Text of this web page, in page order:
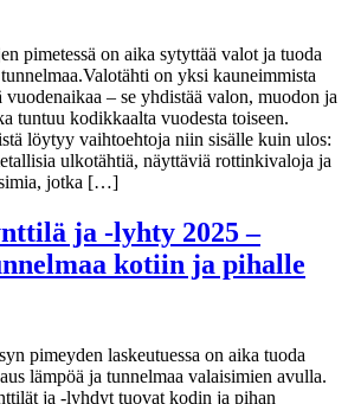
pimetessä on aika sytyttää valot ja tuoda
on yksi kauneimmista
vuodenaikaa – se yhdistää valon, muodon ja
tuntuu kodikkaalta vuodesta toiseen.
löytyy vaihtoehtoja niin sisälle kuin ulos:
ulkotähtiä, näyttäviä rottinkivaloja ja
jotka […]
ja -lyhty 2025 –
kotiin ja pihalle
pimeyden laskeutuessa on aika tuoda
lämpöä ja tunnelmaa valaisimien avulla.
ja -lyhdyt tuovat kodin ja pihan